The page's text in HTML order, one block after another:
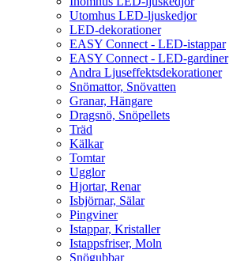
Utomhus LED-ljuskedjor
LED-dekorationer
EASY Connect - LED-istappar
EASY Connect - LED-gardiner
Andra Ljuseffektsdekorationer
Snömattor, Snövatten
Granar, Hängare
Dragsnö, Snöpellets
Träd
Kälkar
Tomtar
Ugglor
Hjortar, Renar
Isbjörnar, Sälar
Pingviner
Istappar, Kristaller
Istappsfriser, Moln
Snögubbar